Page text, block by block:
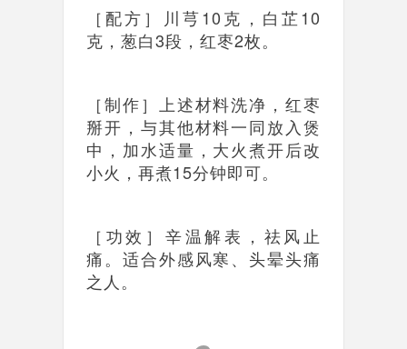
［配方］川芎10克，白芷10
克，葱白3段，红枣2枚。
［制作］上述材料洗净，红枣
掰开，与其他材料一同放入煲
中，加水适量，大火煮开后改
小火，再煮15分钟即可。
［功效］辛温解表，祛风止
痛。适合外感风寒、头晕头痛
之人。